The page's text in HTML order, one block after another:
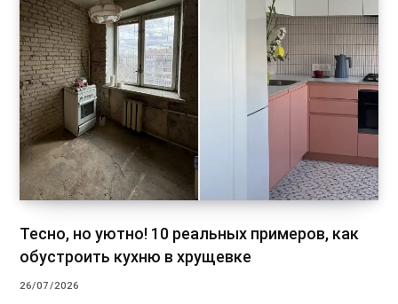
Тесно, но уютно! 10 реальных примеров, как
обустроить кухню в хрущевке
26/07/2026